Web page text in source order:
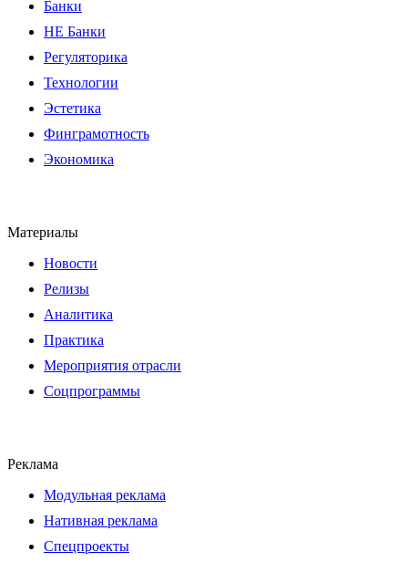
Банки
НЕ Банки
Регуляторика
Технологии
Эстетика
Финграмотность
Экономика
Материалы
Новости
Релизы
Аналитика
Практика
Мероприятия отрасли
Соцпрограммы
Реклама
Модульная реклама
Нативная реклама
Спецпроекты